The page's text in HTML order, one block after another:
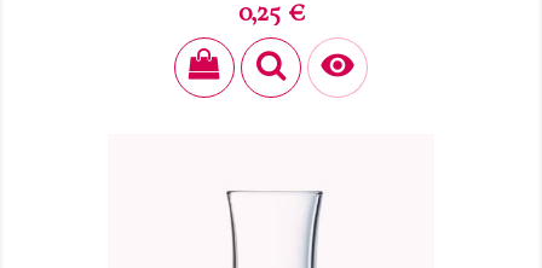
Prix
0,25 €
